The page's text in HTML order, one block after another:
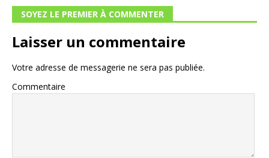
SOYEZ LE PREMIER À COMMENTER
Laisser un commentaire
Votre adresse de messagerie ne sera pas publiée.
Commentaire